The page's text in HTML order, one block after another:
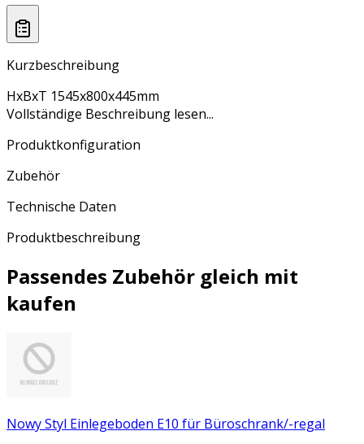
Kurzbeschreibung
HxBxT 1545x800x445mm
Vollständige Beschreibung lesen...
Produktkonfiguration
Zubehör
Technische Daten
Produktbeschreibung
Passendes Zubehör gleich mit
kaufen
Nowy Styl Einlegeboden E10 für Büroschrank/-regal